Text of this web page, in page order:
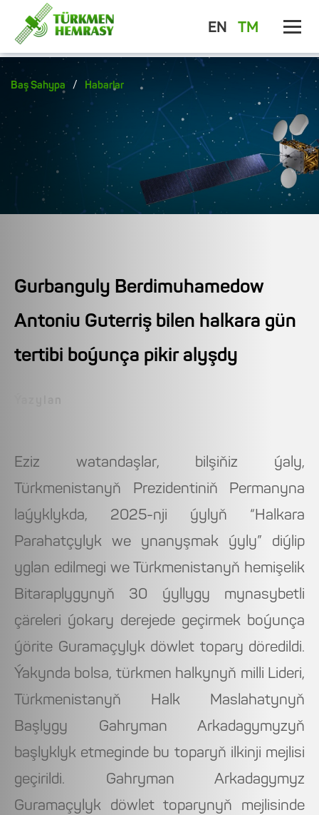
EN TM
Baş Sahypa / Habarlar
Gurbanguly Berdimuhamedow
Antoniu Guterriş bilen halkara gün
tertibi boýunça pikir alyşdy
Eziz watandaşlar, bilşiňiz ýaly,
Türkmenistanyň Prezidentiniň Permanyna
laýyklykda, 2025-nji ýylyň “Halkara
Parahatçylyk we ynanyşmak ýyly” diýlip
yglan edilmegi we Türkmenistanyň hemişelik
Bitaraplygynyň 30 ýyllygy mynasybetli
çäreleri ýokary derejede geçirmek boýunça
ýörite Guramaçylyk döwlet topary döredildi.
Ýakynda bolsa, türkmen halkynyň milli Lideri,
Türkmenistanyň Halk Maslahatynyň
Başlygy Gahryman Arkadagymyzyň
başlyklyk etmeginde bu toparyň ilkinji mejlisi
geçirildi. Gahryman Arkadagymyz
Guramaçylyk döwlet toparynyň mejlisinde